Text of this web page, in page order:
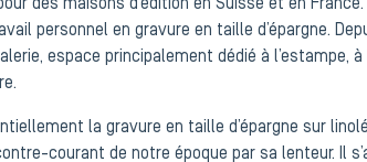
des maisons d’édition en Suisse et en
personnel en gravure en taille d’épargne.
espace principalement dédié à l’estampe,
la gravure en taille d’épargne sur
courant de notre époque par sa lenteur. Il